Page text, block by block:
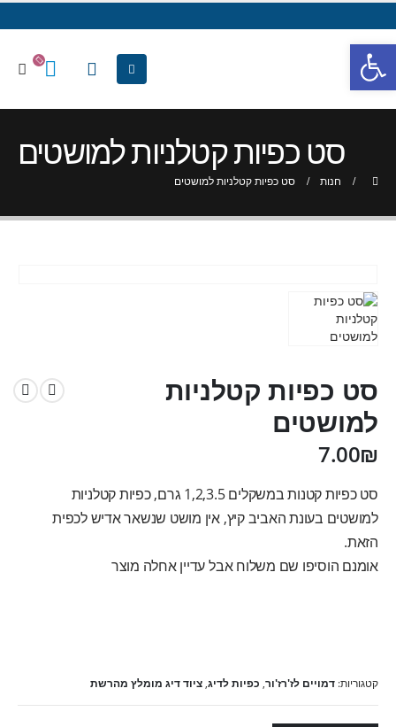
סט כפיות קטלניות למושטים
חנות סט כפיות קטלניות למושטים
סט כפיות קטלניות
למושטים
7.00₪
סט כפיות קטנות במשקלים 1,2,3.5 גרם, כפיות קטלניות
למושטים בעונת האביב קיץ, אין מושט שנשאר אדיש לכפית
הזאת.
אומנם הוסיפו שם משלוח אבל עדיין אחלה מוצר
קטגוריות: דמויים לז'רז'ור, כפיות לדיג, ציוד דיג מומלץ מהרשת
פתח סרגל נגישות